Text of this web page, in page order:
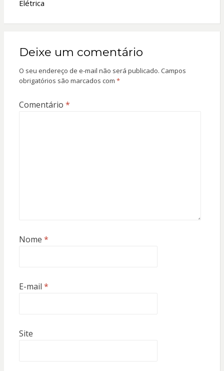
Elétrica
Deixe um comentário
O seu endereço de e-mail não será publicado. Campos
obrigatórios são marcados com *
Comentário *
Nome *
E-mail *
Site